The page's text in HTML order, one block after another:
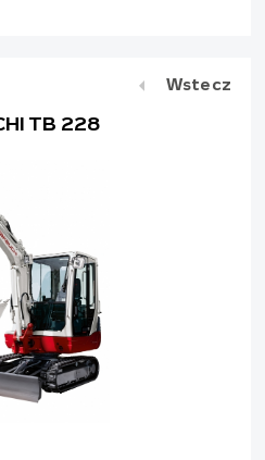
TB 228
Wstecz